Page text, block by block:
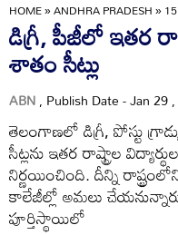
HOME»ANDHRA PRADESH»
డిగ్రీ, పీజీలో ఇతర
శాతం సీట్లు
ABN, Publish Date - Jan 29
తెలంగాణలో డిగ్రీ, పోస్టు
సీట్లను ఇతర రాష్ట్రాల
నిర్ణయించింది. దీన్ని
కాలేజీల్లో అమలు
పూర్తిస్థాయిలో